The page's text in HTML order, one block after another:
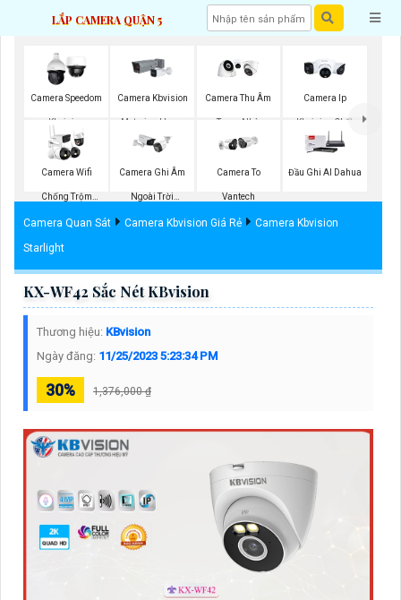
LẮP CAMERA QUẬN 5
Camera Speedom
Kbvision
Camera Kbvision
Motorized Lens
Camera Thu Âm
Trong Nhà
Kbvision
Camera Ip
Kbvision Chất
Lượng
Camera Wifi
Chống Trộm
Kbvision
Camera Ghi Âm
Ngoài Trời
Kbvision
Camera To
Vantech
Đầu Ghi AI Dahua
Camera Quan Sát Camera Kbvision Giá Rẻ
Camera Kbvision
Starlight
KX-WF42 Sắc Nét KBvision
Thương hiệu: KBvision
Ngày đăng: 11/25/2023 5:23:34 PM
30% 1,376,000 ₫